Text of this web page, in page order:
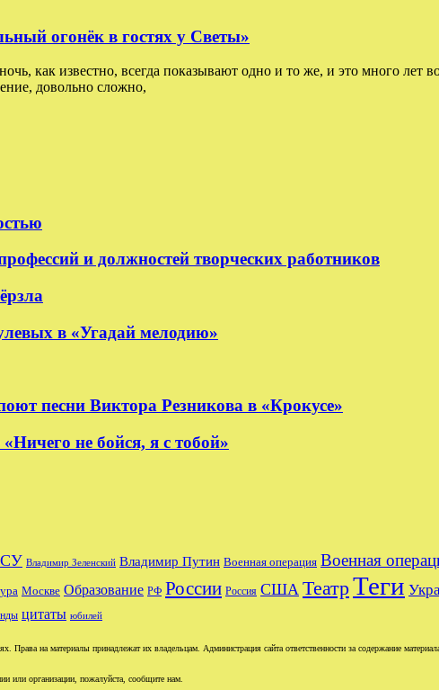
огонёк в гостях у Светы»
как известно, всегда показывают одно и то же, и это много лет
довольно сложно,
и должностей творческих работников
в «Угадай мелодию»
песни Виктора Резникова в «Крокусе»
не бойся, я с тобой»
Владимир Зеленский Владимир Путин Военная операция Военная
Москве Образование РФ России Россия США ТеатрТеги
цитаты юбилей
на материалы принадлежат их владельцам. Администрация сайта ответственности за содержание
или организации, пожалуйста, сообщите нам.